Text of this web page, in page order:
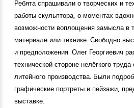
Ребята спрашивали о творческих и
работы скульптора, о моментах
возможности воплощения замысла в
материале или технике. Свободно
и предположения. Олег Георгиевич
технической стороне нелёгкого
литейного производства. Были
графические портреты и пейзажи,
выставке.